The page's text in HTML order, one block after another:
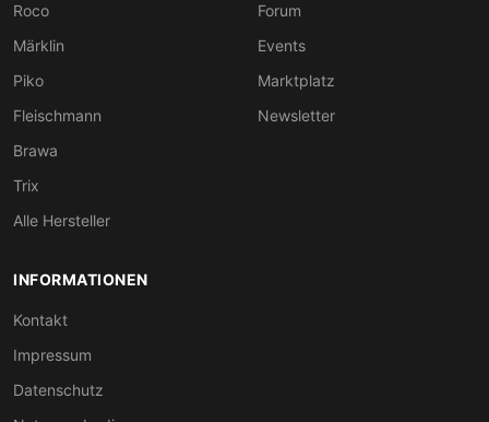
Roco
Märklin
Piko
Fleischmann
Brawa
Trix
Alle Hersteller
Forum
Events
Marktplatz
Newsletter
INFORMATIONEN
Kontakt
Impressum
Datenschutz